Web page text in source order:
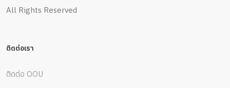
All Rights Reserved
ติดต่อเรา
ติดต่อ OOU